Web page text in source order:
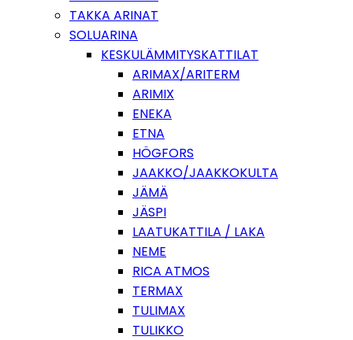
TAKKA ARINAT
SOLUARINA
KESKULÄMMITYSKATTILAT
ARIMAX/ARITERM
ARIMIX
ENEKA
ETNA
HÖGFORS
JAAKKO/JAAKKOKULTA
JÄMÄ
JÄSPI
LAATUKATTILA / LAKA
NEME
RICA ATMOS
TERMAX
TULIMAX
TULIKKO